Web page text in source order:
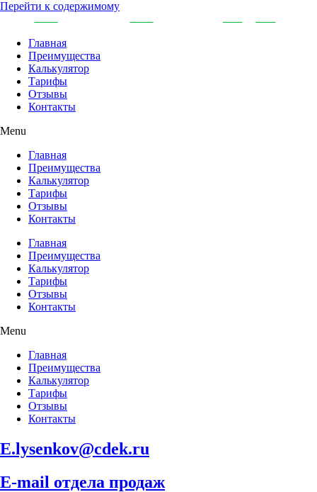
Перейти к содержимому
Главная
Преимущества
Калькулятор
Тарифы
Отзывы
Контакты
Menu
Главная
Преимущества
Калькулятор
Тарифы
Отзывы
Контакты
Главная
Преимущества
Калькулятор
Тарифы
Отзывы
Контакты
Menu
Главная
Преимущества
Калькулятор
Тарифы
Отзывы
Контакты
E.lysenkov@cdek.ru
E-mail отдела продаж